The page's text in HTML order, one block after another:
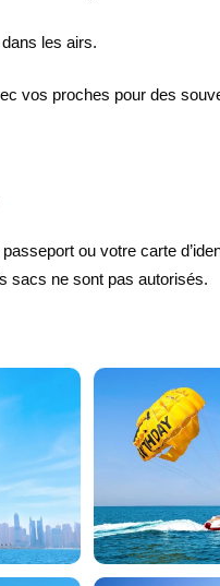
dans les airs.
vos proches pour des
ou votre carte
sacs ne sont pas autorisés.